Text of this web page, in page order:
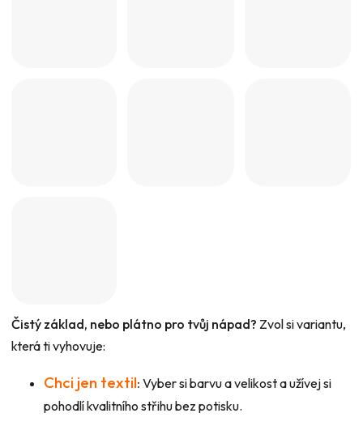
Čistý základ, nebo plátno pro tvůj nápad? Zvol si variantu,
která ti vyhovuje:
Chci jen textil: Vyber si barvu a velikost a užívej si
pohodlí kvalitního střihu bez potisku.